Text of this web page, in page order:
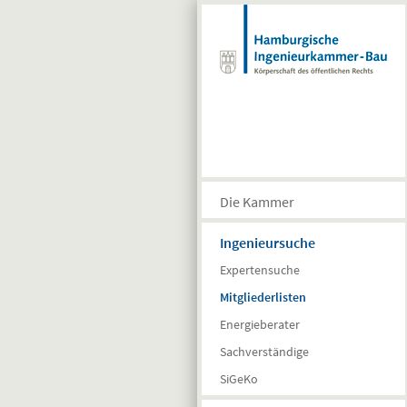
Die Kammer
Ingenieursuche
Expertensuche
Mitgliederlisten
Energieberater
Sachverständige
SiGeKo